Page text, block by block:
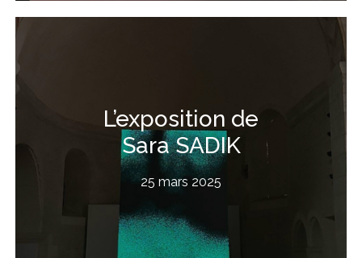
L’exposition de
Sara SADIK
25 mars 2025